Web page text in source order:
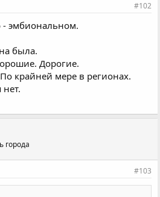
#102
- эмбиональном.
была.
Дорогие.
крайней мере в регионах.
города
#103